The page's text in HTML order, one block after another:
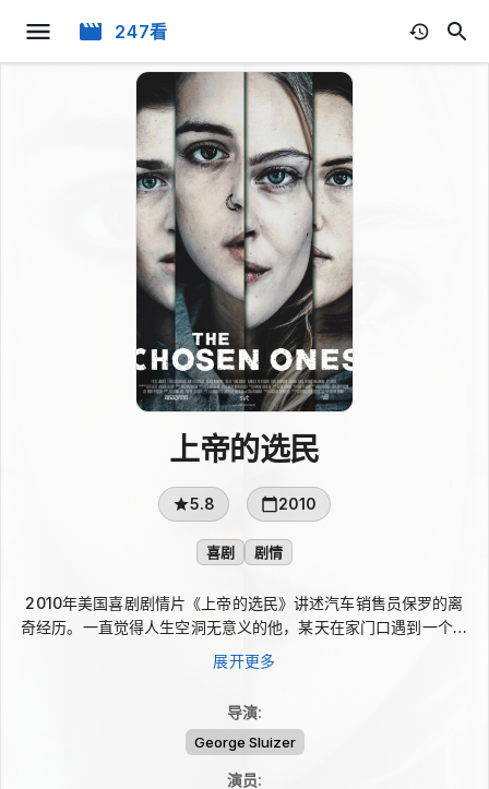
247看
上帝的选民
5.8 2010
喜剧 剧情
2010年美国喜剧剧情片《上帝的选民》讲述汽车销售员保罗的离
奇经历。一直觉得人生空洞无意义的他，某天在家门口遇到一个神
秘组织，对方告诉他，他对生活和世界的理解完全错了。这个失衡
的世界正在寻找一位“真命天子”，其灵魂或许能让秩序重新恢复。
展开更多
导演:
George Sluizer
演员: